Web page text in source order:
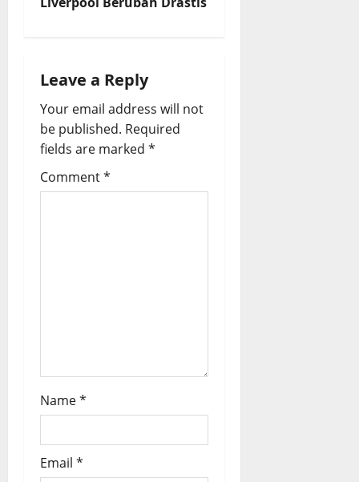
t
a
v
i
g
Leave a Reply
Your email address will not
be published. Required
fields are marked *
Comment*
Name*
Email *